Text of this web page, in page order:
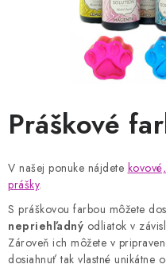
Práškové
V našej ponuke nájdete
prášky.
S práškovou farbou môžete
nepriehľadný odliatok v
Zároveň ich môžete v
dosiahnuť tak vlastné unikátne